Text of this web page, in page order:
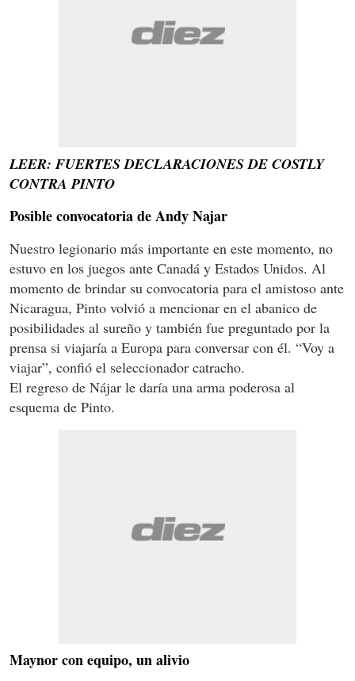
LEER: FUERTES DECLARACIONES DE COSTLY
CONTRA PINTO
Posible convocatoria de Andy Najar
Nuestro legionario más importante en este momento, no
estuvo en los juegos ante Canadá y Estados Unidos. Al
momento de brindar su convocatoria para el amistoso ante
Nicaragua, Pinto volvió a mencionar en el abanico de
posibilidades al sureño y también fue preguntado por la
prensa si viajaría a Europa para conversar con él. “Voy a
viajar”, confió el seleccionador catracho.
El regreso de Nájar le daría una arma poderosa al
esquema de Pinto.
Maynor con equipo, un alivio